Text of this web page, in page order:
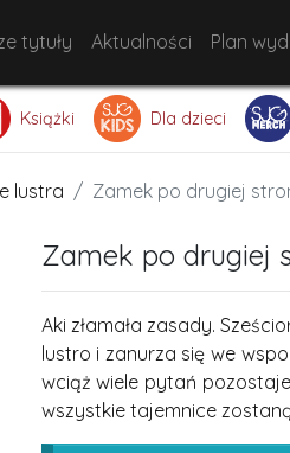
tytuły Aktualności Plan
Książki Dla dzieci
lustra Zamek po drugiej
Zamek po drugiej
Aki złamała zasady.
lustro i zanurza się we
wciąż wiele pytań
wszystkie tajemnice